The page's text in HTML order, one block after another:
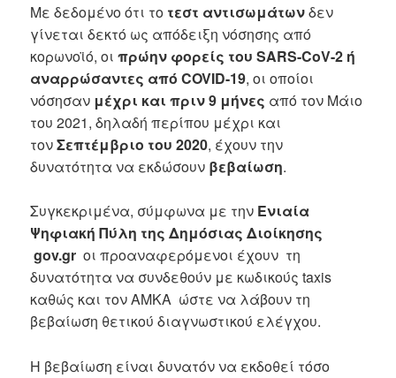
Με δεδομένο ότι το τεστ αντισωμάτωνδεν
γίνεται δεκτό ως απόδειξη νόσησης από
κορωνοϊό, οιπρώην φορείς του SARS-CoV-2 ή
αναρρώσαντες από COVID-19, οι οποίοι
νόσησαν μέχρι και πριν 9 μήνες από τον Μάιο
του 2021, δηλαδή περίπου μέχρι και
τονΣεπτέμβριο του 2020, έχουν την
δυνατότητα να εκδώσουν βεβαίωση.
Συγκεκριμένα, σύμφωνα με την Ενιαία
Ψηφιακή Πύλη της Δημόσιας Διοίκησης
gov.gr οι προαναφερόμενοι έχουν τη
δυνατότητα να συνδεθούν με κωδικούς taxis
καθώς και τον ΑΜΚΑ ώστε να λάβουν τη
βεβαίωση θετικού διαγνωστικού ελέγχου.
Η βεβαίωση είναι δυνατόν να εκδοθεί τόσο